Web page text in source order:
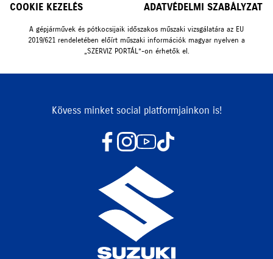
COOKIE KEZELÉS ADATVÉDELMI SZABÁLYZAT
A gépjárművek és pótkocsijaik időszakos műszaki vizsgálatára az EU
2019/621 rendeletében előírt műszaki információk magyar nyelven a
„SZERVIZ PORTÁL”-on érhetők el.
Kövess minket social platformjainkon is!